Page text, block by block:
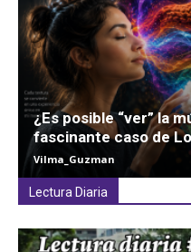
¿Es posible “ver” la
fascinante caso de
Vilma_Guzman
Lectura Diaria